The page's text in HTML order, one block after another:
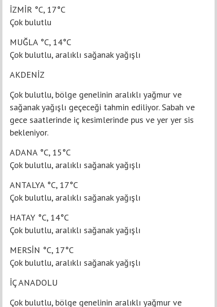
İZMİR °C, 17°C
Çok bulutlu
MUĞLA °C, 14°C
Çok bulutlu, aralıklı sağanak yağışlı
AKDENİZ
Çok bulutlu, bölge genelinin aralıklı yağmur ve
sağanak yağışlı geçeceği tahmin ediliyor. Sabah ve
gece saatlerinde iç kesimlerinde pus ve yer yer sis
bekleniyor.
ADANA °C, 15°C
Çok bulutlu, aralıklı sağanak yağışlı
ANTALYA °C, 17°C
Çok bulutlu, aralıklı sağanak yağışlı
HATAY °C, 14°C
Çok bulutlu, aralıklı sağanak yağışlı
MERSİN °C, 17°C
Çok bulutlu, aralıklı sağanak yağışlı
İÇ ANADOLU
Çok bulutlu, bölge genelinin aralıklı yağmur ve